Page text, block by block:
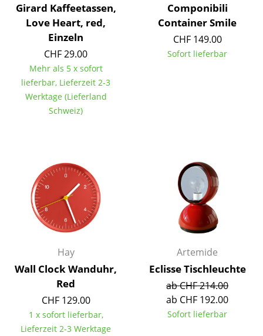
Doppelbetten
Einzelbetten
Stapelbetten
Kinderbetten
Nachttische & Bettzubehör
Accessoires
Uhren
Spiegel
Figuren & Miniaturen
Tabletts
Büroutensilien
Aufbewahrungsboxen
Girard Kaffeetassen,
Love Heart, red,
Einzeln
CHF 29.00
Mehr als 5 x sofort
lieferbar, Lieferzeit 2-3
Werktage (Lieferland
Schweiz)
Componibili
Container Smile
CHF 149.00
Sofort lieferbar
Hay
Wall Clock Wanduhr,
Red
CHF 129.00
1 x sofort lieferbar,
Lieferzeit 2-3 Werktage
Artemide
Eclisse Tischleuchte
ab CHF 214.00
ab CHF 192.00
Sofort lieferbar